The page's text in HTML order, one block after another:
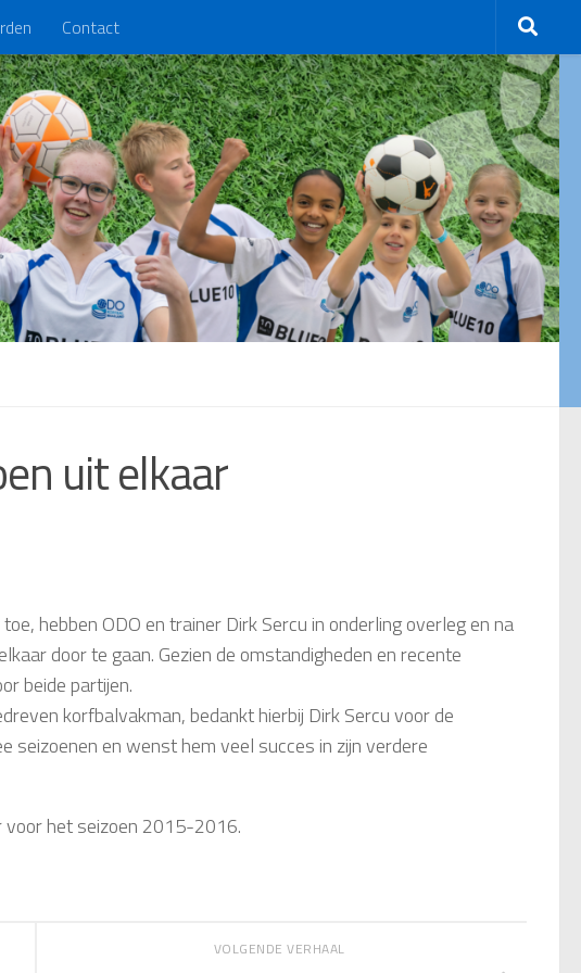
Contact
uit elkaar
hebben ODO en trainer Dirk Sercu in onderling overleg en na
door te gaan. Gezien de omstandigheden en recente
beide partijen.
korfbalvakman, bedankt hierbij Dirk Sercu voor de
en wenst hem veel succes in zijn verdere
voor het seizoen 2015-2016.
VOLGENDE VERHAAL